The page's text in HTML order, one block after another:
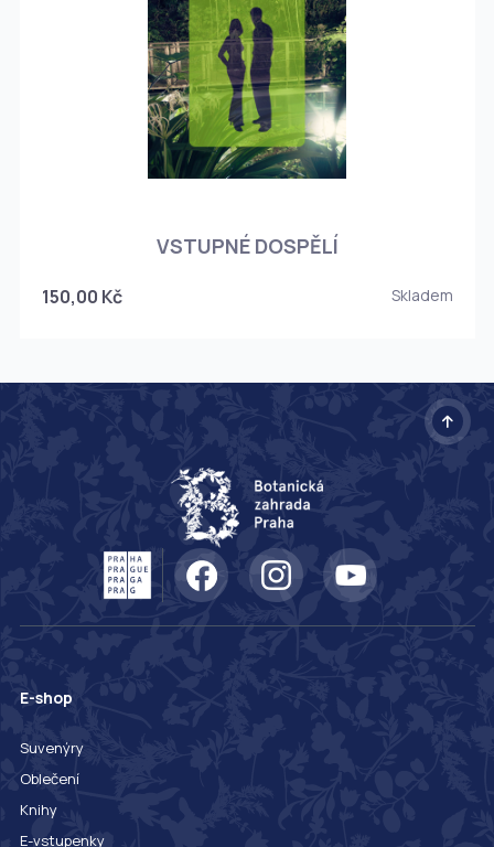
VSTUPNÉ DOSPĚLÍ
150,00 Kč Skladem
E-shop
Suvenýry
Oblečení
Knihy
E-vstupenky